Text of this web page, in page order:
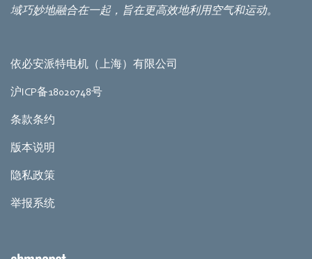
域巧妙地融合在一起，旨在更高效地利用空气和运动。
依必安派特电机（上海）有限公司
沪ICP备18020748号
条款条约
版本说明
隐私政策
举报系统